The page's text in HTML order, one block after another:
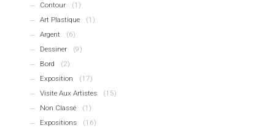
Contour
(1)
Art Plastique
(1)
Argent
(6)
Dessiner
(9)
Bord
(2)
Exposition
(17)
Visite Aux Artistes
(15)
Non Classé
(1)
Expositions
(16)